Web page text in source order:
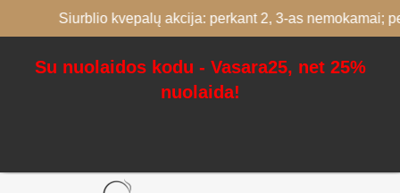
Siurblio kvepalų akcija: perkant 2, 3-as nemokamai;
Su nuolaidos kodu - Vasara25, net 25%
nuolaida!